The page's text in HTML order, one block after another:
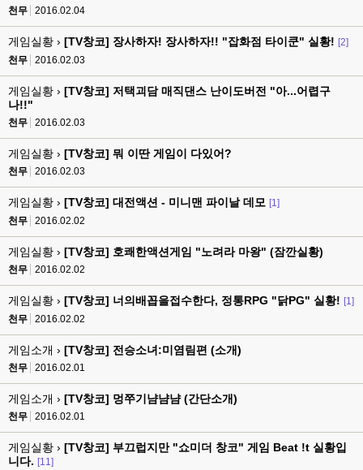
천무
2016.02.04
게임실황 › [TV창코] 장사하자! 장사하자!! "잡화점 타이쿤" 실황! [2]
천무
2016.02.03
게임실황 › [TV창코] 저택괴담 매직댄스 난이도버전 "아...어렵구
나!!"
천무 2016.02.03
게임실황 › [TV창코] 뭐 이딴 게임이 다있어?
천무 2016.02.03
게임실황 › [TV창코] 대전액션 - 미니맨 파이날 데모 [1]
천무
2016.02.02
게임실황 › [TV창코] 호쾌한액션게임 "노려라 마왕" (잠깐실황)
천무 2016.02.02
게임실황 › [TV창코] 너의배꼽을접수한다, 정통RPG "닭PG" 실황! [1]
천무
2016.02.02
게임소개 › [TV창코] 전승소녀:미염림편 (소개)
천무 2016.02.01
게임소개 › [TV창코] 멍쭈기냠냠냠 (간단소개)
천무 2016.02.01
게임실황 › [TV창코] 부끄럽지만 "쇼미더 창코" 게임 Beat !t 실황입
니다. [11]